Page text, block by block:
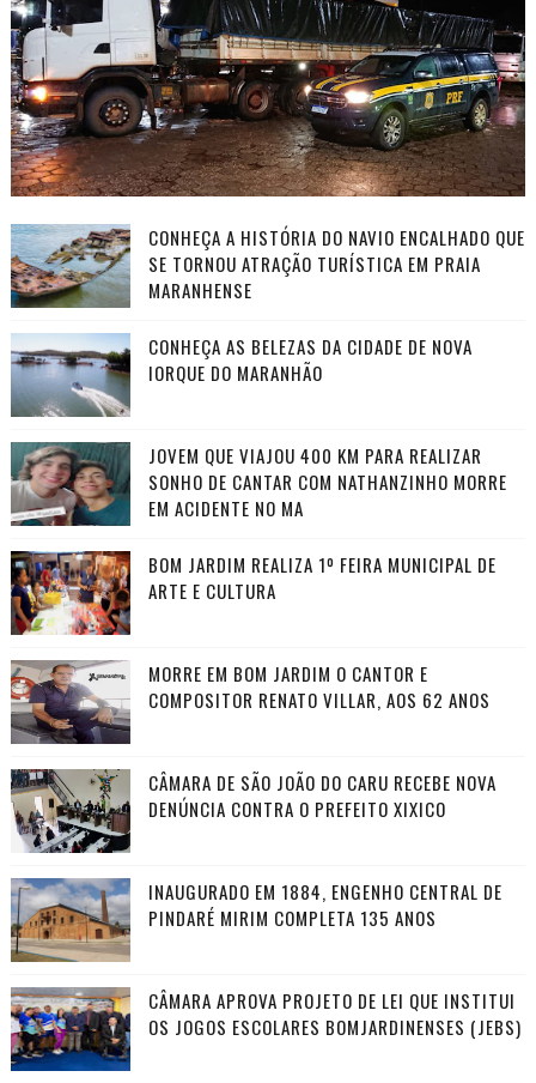
CONHEÇA A HISTÓRIA DO NAVIO ENCALHADO QUE
SE TORNOU ATRAÇÃO TURÍSTICA EM PRAIA
MARANHENSE
CONHEÇA AS BELEZAS DA CIDADE DE NOVA
IORQUE DO MARANHÃO
JOVEM QUE VIAJOU 400 KM PARA REALIZAR
SONHO DE CANTAR COM NATHANZINHO MORRE
EM ACIDENTE NO MA
BOM JARDIM REALIZA 1º FEIRA MUNICIPAL DE
ARTE E CULTURA
MORRE EM BOM JARDIM O CANTOR E
COMPOSITOR RENATO VILLAR, AOS 62 ANOS
CÂMARA DE SÃO JOÃO DO CARU RECEBE NOVA
DENÚNCIA CONTRA O PREFEITO XIXICO
INAUGURADO EM 1884, ENGENHO CENTRAL DE
PINDARÉ MIRIM COMPLETA 135 ANOS
CÂMARA APROVA PROJETO DE LEI QUE INSTITUI
OS JOGOS ESCOLARES BOMJARDINENSES (JEBS)